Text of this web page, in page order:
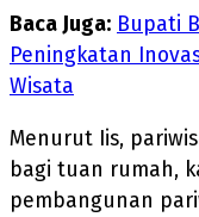
Baca Juga: Bupati
Peningkatan
Wisata
Menurut Iis,
bagi tuan rumah,
pembangunan